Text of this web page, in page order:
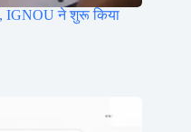
IGNOU ने शुरू किया